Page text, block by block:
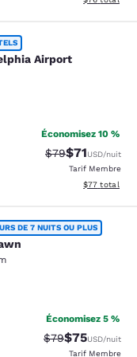
Airport
Airport
Économisez 10 %
Tarif barré :
$79Tarif réduit :
$71USD/nuit
Tarif Membre
Afficher les
$77 total
DE 7 NUITS OU PLUS
Économisez 5 %
Tarif barré :
$79Tarif réduit :
$75USD/nuit
Tarif Membre